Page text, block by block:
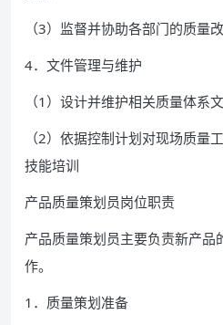
（3）监督并协助各部门的质量
4．文件管理与维护
（1）设计并维护相关质量体系
（2）依据控制计划对现场质量
技能培训
产品质量策划员岗位职责
产品质量策划员主要负责新产品
作。
1．质量策划准备